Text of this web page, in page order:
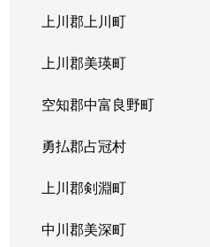
上川郡上川町
上川郡美瑛町
空知郡中富良野町
勇払郡占冠村
上川郡剣淵町
中川郡美深町